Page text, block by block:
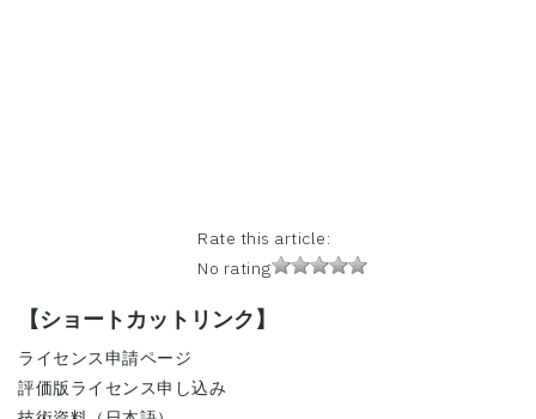
Rate this article:
No rating
【ショートカットリンク】
ライセンス申請ページ
評価版ライセンス申し込み